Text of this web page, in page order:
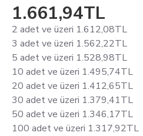
1.661,94TL
2 adet ve üzeri 1.612,08TL
3 adet ve üzeri 1.562,22TL
5 adet ve üzeri 1.528,98TL
10 adet ve üzeri 1.495,74TL
20 adet ve üzeri 1.412,65TL
30 adet ve üzeri 1.379,41TL
50 adet ve üzeri 1.346,17TL
100 adet ve üzeri 1.317,92TL